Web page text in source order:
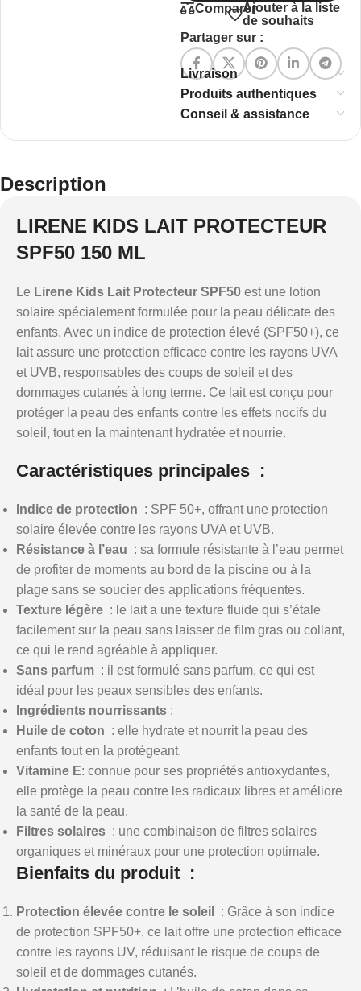
ComparerAjouter à la liste
de souhaits
Partager sur :
Livraison
Produits authentiques
Conseil & assistance
Description
LIRENE KIDS LAIT PROTECTEUR
SPF50 150 ML
Le Lirene Kids Lait Protecteur SPF50 est une lotion
solaire spécialement formulée pour la peau délicate des
enfants. Avec un indice de protection élevé (SPF50+), ce
lait assure une protection efficace contre les rayons UVA
et UVB, responsables des coups de soleil et des
dommages cutanés à long terme. Ce lait est conçu pour
protéger la peau des enfants contre les effets nocifs du
soleil, tout en la maintenant hydratée et nourrie.
Caractéristiques principales :
Indice de protection : SPF 50+, offrant une protection
solaire élevée contre les rayons UVA et UVB.
Résistance à l’eau : sa formule résistante à l’eau permet
de profiter de moments au bord de la piscine ou à la
plage sans se soucier des applications fréquentes.
Texture légère : le lait a une texture fluide qui s’étale
facilement sur la peau sans laisser de film gras ou collant,
ce qui le rend agréable à appliquer.
Sans parfum : il est formulé sans parfum, ce qui est
idéal pour les peaux sensibles des enfants.
Ingrédients nourrissants :
Huile de coton : elle hydrate et nourrit la peau des
enfants tout en la protégeant.
Vitamine E: connue pour ses propriétés antioxydantes,
elle protège la peau contre les radicaux libres et améliore
la santé de la peau.
Filtres solaires : une combinaison de filtres solaires
organiques et minéraux pour une protection optimale.
Bienfaits du produit :
Protection élevée contre le soleil
: Grâce à son indice
de protection SPF50+, ce lait offre une protection efficace
contre les rayons UV, réduisant le risque de coups de
soleil et de dommages cutanés.